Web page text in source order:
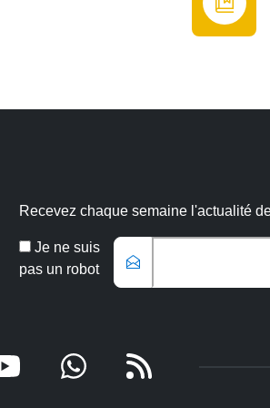
Recevez chaque semaine l'actualité de
Je ne suis
pas un robot
Email